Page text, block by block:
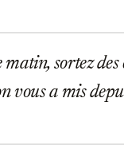
sortez des
vous a mis